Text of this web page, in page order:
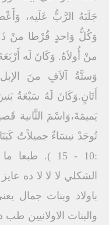
جَلَبَهُ الرَّبُّ عَلَيه،
وَكُلُّ وَاحدٍ قُرْطا منْ
منْ أُولاَهُ. وَكَانَ لَه
وَستَّةُ آلاَفٍ منَ
أَتَانٍ.وَكَانَ لَهُ سَبْعَةُ
يَميمَةَ،وَاسْمَ الثَّانية
:10 - 15 ).
الشكلي لا لا لا ده
باولاد وبنات جمال
والبنات الاولانيين